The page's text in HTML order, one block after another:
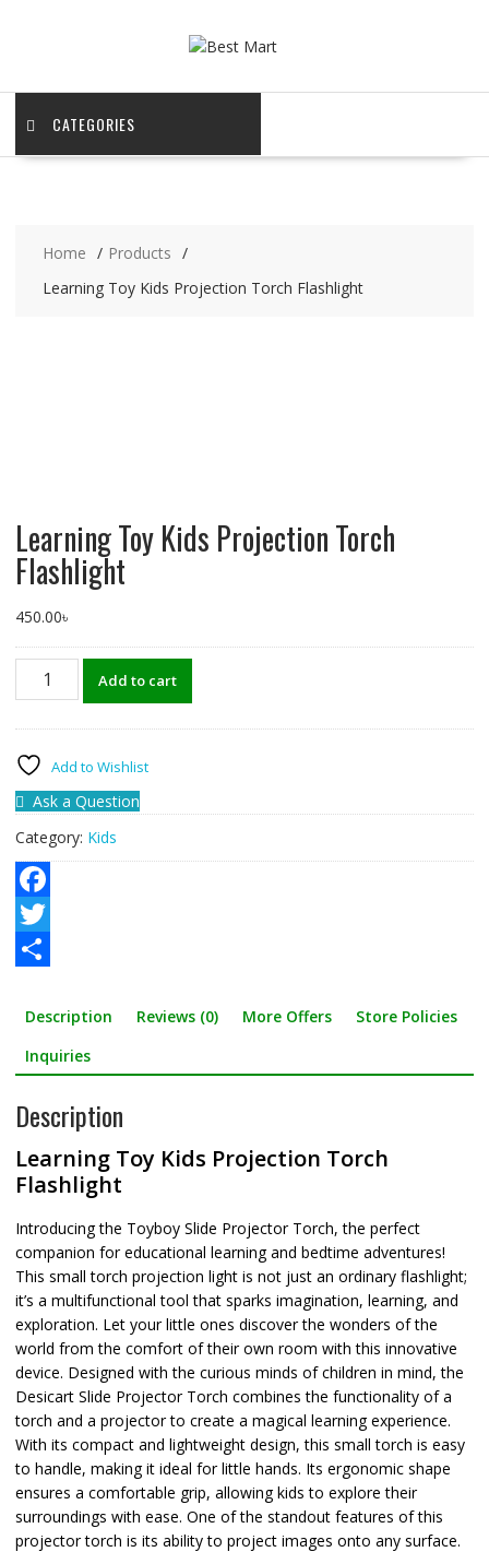
CATEGORIES
Home
Products
Learning Toy Kids Projection Torch Flashlight
Learning Toy Kids Projection Torch
Flashlight
450.00৳
Learning
Torch
Flashlight
quantity
Add to cart
Add to Wishlist
Ask a Question
Category: Kids
F
a
o
k
T
e
r
e
Description Reviews (0) More Offers
Store Policies
Inquiries
Description
Learning Toy Kids Projection Torch
Flashlight
Introducing the Toyboy Slide Projector Torch, the perfect
companion for educational learning and bedtime adventures!
This small torch projection light is not just an ordinary flashlight;
it’s a multifunctional tool that sparks imagination, learning, and
exploration. Let your little ones discover the wonders of the
world from the comfort of their own room with this innovative
device. Designed with the curious minds of children in mind, the
Desicart Slide Projector Torch combines the functionality of a
torch and a projector to create a magical learning experience.
With its compact and lightweight design, this small torch is easy
to handle, making it ideal for little hands. Its ergonomic shape
ensures a comfortable grip, allowing kids to explore their
surroundings with ease. One of the standout features of this
projector torch is its ability to project images onto any surface.